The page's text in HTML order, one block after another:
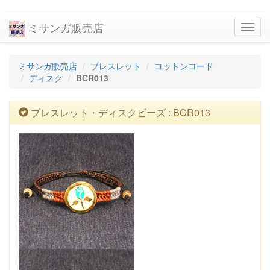
ミサンガ販売店
ミサンガ販売店 ブレスレット
コットンコード
ディスク
BCR013
ブレスレット・ディスクビーズ : BCR013